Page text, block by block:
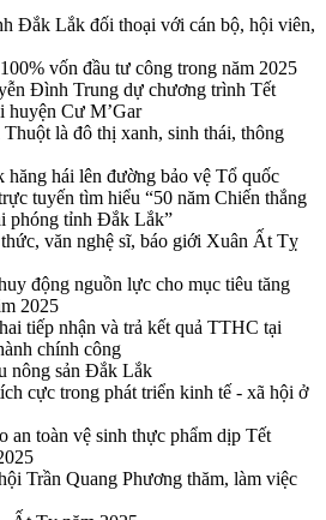
Đắk Lắk đối thoại với cán bộ, hội viên,
vốn đầu tư công trong năm 2025
Đình Trung dự chương trình Tết
huyện Cư M’Gar
là đô thị xanh, sinh thái, thông
hái lên đường bảo vệ Tổ quốc
tuyến tìm hiểu “50 năm Chiến thắng
phóng tỉnh Đắk Lắk”
văn nghệ sĩ, báo giới Xuân Ất Tỵ
động nguồn lực cho mục tiêu tăng
2025
tiếp nhận và trả kết quả TTHC tại
chính công
nông sản Đắk Lắk
cực trong phát triển kinh tế - xã hội ở
an toàn vệ sinh thực phẩm dịp Tết
Trần Quang Phương thăm, làm việc